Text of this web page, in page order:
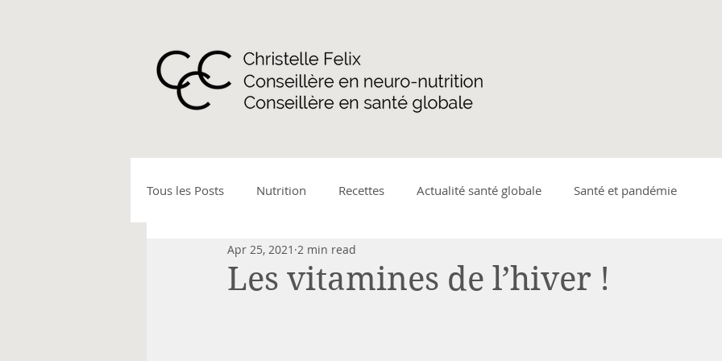
Tous les Posts Nutrition Recettes Actualité santé globale Santé et pandémie
Activité physique - marche nordique
Les vitamines de l’hiver !
Apr 25, 2021 2 min read